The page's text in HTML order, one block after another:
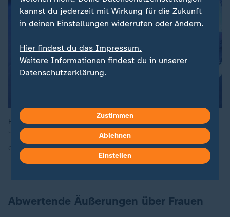
Felix Baumgartner bei seinem Sprung aus der Stratosphäre im
Jahr 2012.
Quelle: AP / Red Bull
Abwertende Äußerungen über Frauen
kannst du jederzeit mit Wirkung für die Zukunft
in deinen Einstellungen widerrufen oder ändern.
Hier findest du das Impressum.
Weitere Informationen findest du in unserer
Datenschutzerklärung.
Zustimmen
Ablehnen
Einstellen